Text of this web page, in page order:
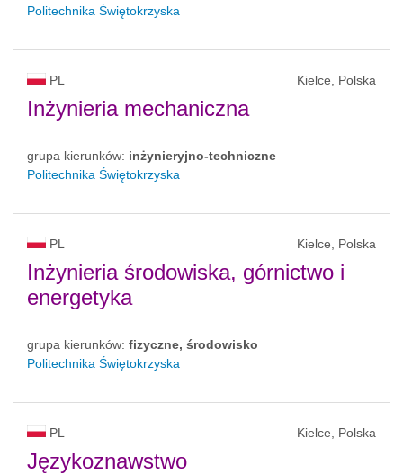
Politechnika Świętokrzyska
PL Kielce, Polska
Inżynieria mechaniczna
grupa kierunków: inżynieryjno-techniczne
Politechnika Świętokrzyska
PL Kielce, Polska
Inżynieria środowiska, górnictwo i
energetyka
grupa kierunków: fizyczne, środowisko
Politechnika Świętokrzyska
PL Kielce, Polska
Językoznawstwo